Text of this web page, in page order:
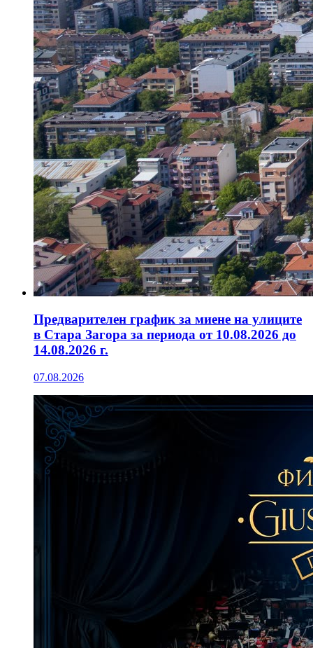
Предварителен график за миене на улиците
в Стара Загора за периода от 10.08.2026 до
14.08.2026 г.
07.08.2026